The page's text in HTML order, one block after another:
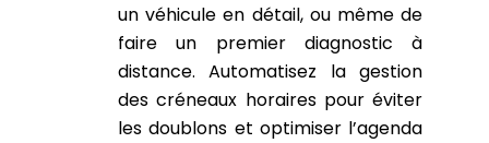
un véhicule en détail, ou même de
faire un premier diagnostic à
distance. Automatisez la gestion
des créneaux horaires pour éviter
les doublons et optimiser l’agenda